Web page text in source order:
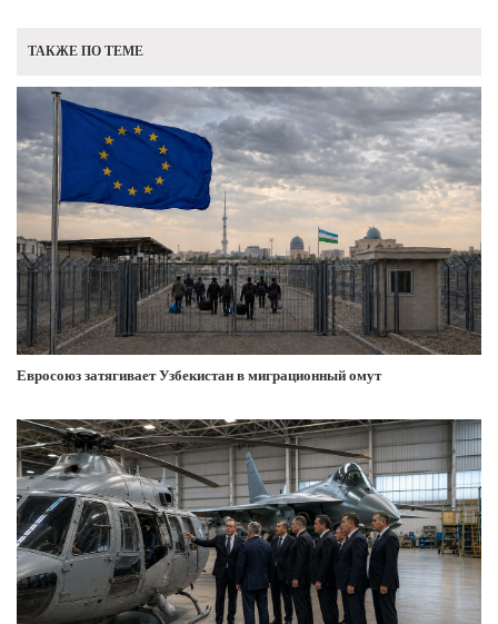
ТАКЖЕ ПО ТЕМЕ
Евросоюз затягивает Узбекистан в миграционный омут